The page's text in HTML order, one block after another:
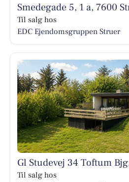
Smedegade 5, 1 a, 7600
Til salg hos
EDC Ejen­doms­grup­pen Struer
Gl Studevej 34 Toftum
Til salg hos